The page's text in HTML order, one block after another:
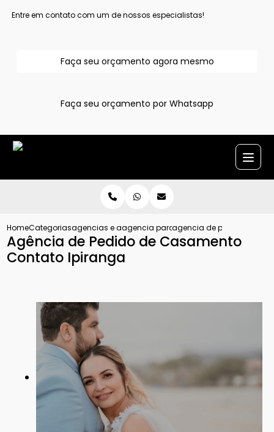
Entre em contato com um de nossos especialistas!
Faça seu orçamento agora mesmo
Faça seu orçamento por Whatsapp
HomeCategoriasagencias e assessoria para pedido de casamento
agencia para pedido de casamento
agencia de pedido de
Agência de Pedido de Casamento
Contato Ipiranga